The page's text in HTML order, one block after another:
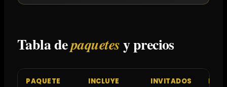
Tabla depaquetesy precios
PAQUETE INCLUYE INVITADOS